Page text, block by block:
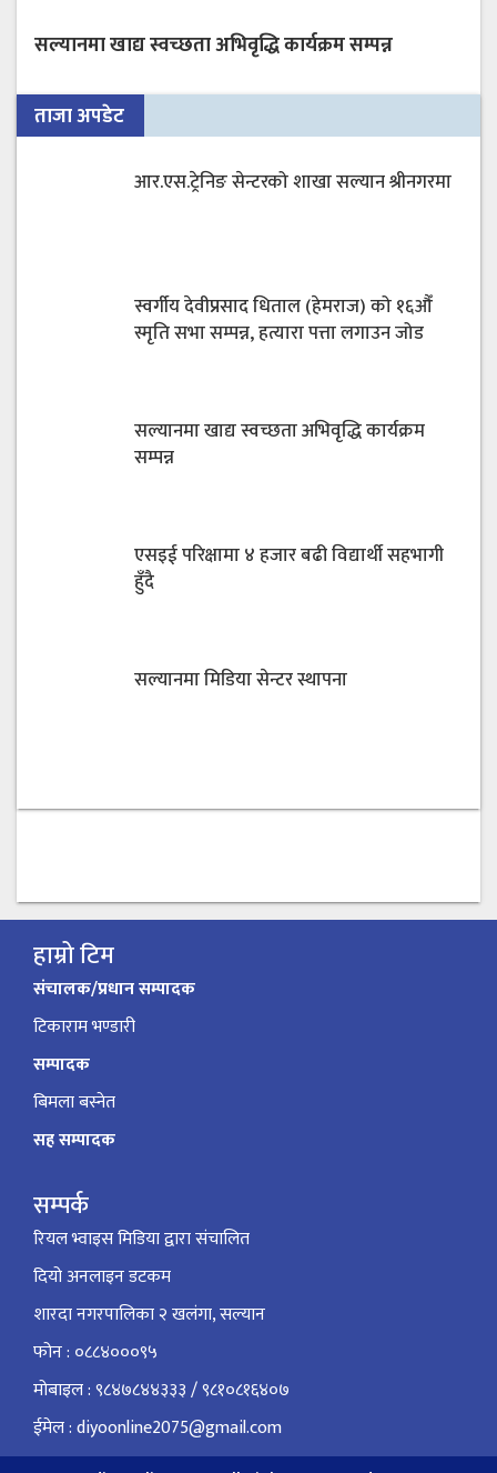
सल्यानमा खाद्य स्वच्छता अभिवृद्धि कार्यक्रम सम्पन्न
ताजा अपडेट
आर.एस.ट्रेनिङ सेन्टरको शाखा सल्यान श्रीनगरमा
स्वर्गीय देवीप्रसाद धिताल (हेमराज) को १६औँ
स्मृति सभा सम्पन्न, हत्यारा पत्ता लगाउन जोड
सल्यानमा खाद्य स्वच्छता अभिवृद्धि कार्यक्रम
सम्पन्न
एसइई परिक्षामा ४ हजार बढी विद्यार्थी सहभागी
हुँदै
सल्यानमा मिडिया सेन्टर स्थापना
हाम्रो टिम
संचालक/प्रधान सम्पादक
टिकाराम भण्डारी
सम्पादक
बिमला बस्नेत
सह सम्पादक
सम्पर्क
रियल भ्वाइस मिडिया द्वारा संचालित
दियो अनलाइन डटकम
शारदा नगरपालिका २ खलंगा, सल्यान
फोन : ०८८४०००९५
मोबाइल : ९८४७८४४३३३ / ९८१०८१६४०७
ईमेल : diyoonline2075@gmail.com